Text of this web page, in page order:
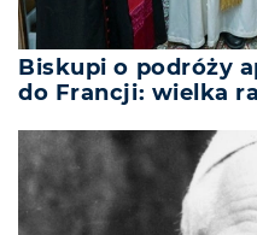
Biskupi o podróży
do Francji: wielka